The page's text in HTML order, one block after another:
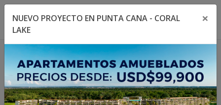
Toggle navigation menu
NUEVO PROYECTO EN PUNTA CANA - CORAL
LAKE
×